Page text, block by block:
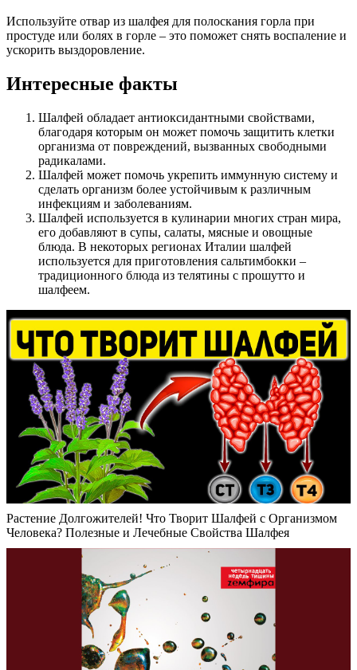
Используйте отвар из шалфея для полоскания горла при
простуде или болях в горле – это поможет снять воспаление и
ускорить выздоровление.
Интересные факты
Шалфей обладает антиоксидантными свойствами,
благодаря которым он может помочь защитить клетки
организма от повреждений, вызванных свободными
радикалами.
Шалфей может помочь укрепить иммунную систему и
сделать организм более устойчивым к различным
инфекциям и заболеваниям.
Шалфей используется в кулинарии многих стран мира,
его добавляют в супы, салаты, мясные и овощные
блюда. В некоторых регионах Италии шалфей
используется для приготовления сальтимбокки –
традиционного блюда из телятины с прошутто и
шалфеем.
Растение Долгожителей! Что Творит Шалфей с Организмом
Человека? Полезные и Лечебные Свойства Шалфея